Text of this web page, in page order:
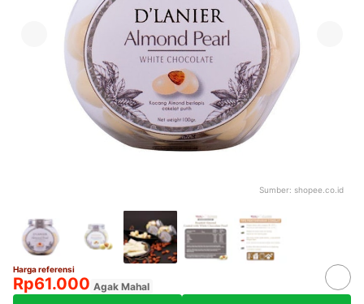
Sumber: shopee.co.id
Harga referensi
Rp61.000 Agak Mahal